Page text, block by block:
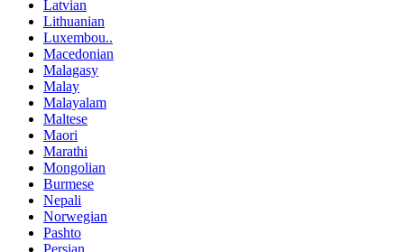
Latvian
Lithuanian
Luxembou..
Macedonian
Malagasy
Malay
Malayalam
Maltese
Maori
Marathi
Mongolian
Burmese
Nepali
Norwegian
Pashto